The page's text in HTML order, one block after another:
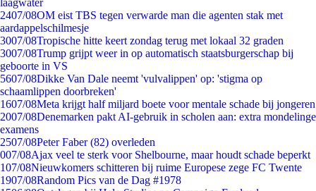
laagwater
2407/08OM eist TBS tegen verwarde man die agenten stak met
aardappelschilmesje
3007/08Tropische hitte keert zondag terug met lokaal 32 graden
3007/08Trump grijpt weer in op automatisch staatsburgerschap bij
geboorte in VS
5607/08Dikke Van Dale neemt 'vulvalippen' op: 'stigma op
schaamlippen doorbreken'
1607/08Meta krijgt half miljard boete voor mentale schade bij jongeren
2007/08Denemarken pakt AI-gebruik in scholen aan: extra mondelinge
examens
2507/08Peter Faber (82) overleden
007/08Ajax veel te sterk voor Shelbourne, maar houdt schade beperkt
107/08Nieuwkomers schitteren bij ruime Europese zege FC Twente
1907/08Random Pics van de Dag #1978